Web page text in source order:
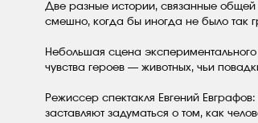
Две разные истории, связанные
смешно, когда бы иногда не было так
Небольшая сцена
чувства героев — животных, чьи
Режиссер спектакля Евгений
заставляют задуматься о том, как